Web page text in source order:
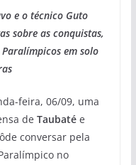
e o técnico Guto
sobre as conquistas,
Paralímpicos em solo
feira, 06/09, uma
de Taubatée
conversar pela
no